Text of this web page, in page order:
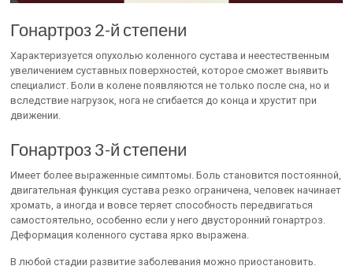
Гонартроз 2-й степени
Характеризуется опухолью коленного сустава и неестественным
увеличением суставных поверхностей, которое сможет выявить
специалист. Боли в колене появляются не только после сна, но и
вследствие нагрузок, нога не сгибается до конца и хрустит при
движении.
Гонартроз 3-й степени
Имеет более выраженные симптомы. Боль становится постоянной,
двигательная функция сустава резко ограничена, человек начинает
хромать, а иногда и вовсе теряет способность передвигаться
самостоятельно, особенно если у него двусторонний гонартроз.
Деформация коленного сустава ярко выражена.
В любой стадии развитие заболевания можно приостановить.